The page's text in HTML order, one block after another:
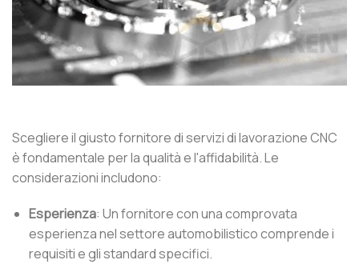
Scegliere il giusto fornitore di servizi di lavorazione CNC
è fondamentale per la qualità e l'affidabilità. Le
considerazioni includono:
Esperienza: Un fornitore con una comprovata
esperienza nel settore automobilistico comprende i
requisiti e gli standard specifici.